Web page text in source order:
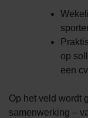
op
een
Op het veld wordt
samenwerking –